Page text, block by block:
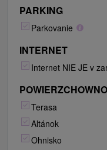
PARKING
Parkovanie
INTERNET
Internet NIE JE v
Terasa
Altánok
Ohnisko